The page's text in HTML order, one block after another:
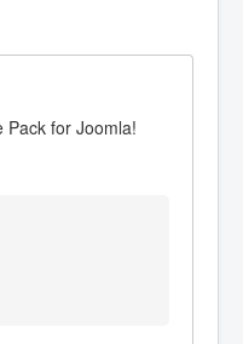
Pack for Joomla!